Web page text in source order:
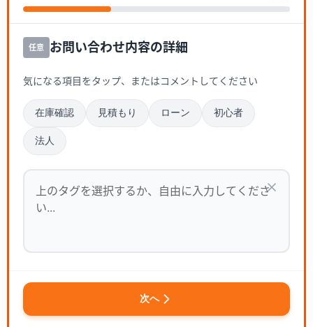
任意 お問い合わせ内容の詳細
気になる項目をタップ、またはコメントしてください
在庫確認 見積もり ローン 初心者
法人
次へ